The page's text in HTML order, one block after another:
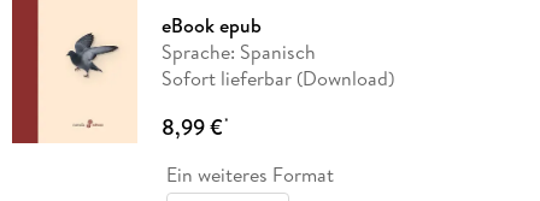
eBook epub
Sprache: Spanisch
Sofort lieferbar (Download)
8,99 €*
Ein weiteres Format